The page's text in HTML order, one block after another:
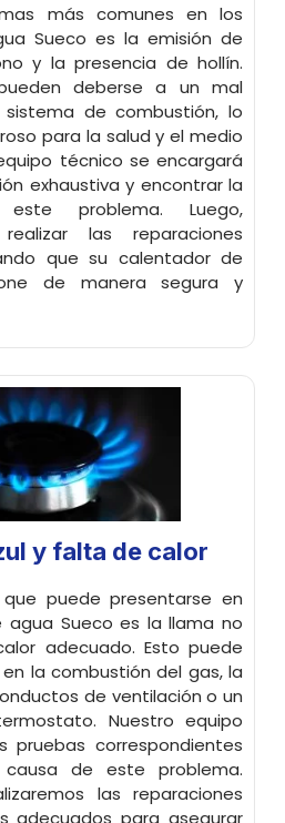
más comunes en los
Sueco es la emisión de
y la presencia de hollín.
deberse a un mal
de combustión, lo
para la salud y el medio
técnico se encargará
exhaustiva y encontrar la
problema. Luego,
las reparaciones
que su calentador de
de manera segura y
y falta de calor
puede presentarse en
Sueco es la llama no
adecuado. Esto puede
la combustión del gas, la
de ventilación o un
Nuestro equipo
pruebas correspondientes
de este problema.
las reparaciones
adecuados para asegurar